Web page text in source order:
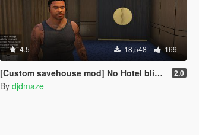
4.5 18,548 169
[Custom savehouse mod] No Hotel blips and New Interiors (Casino Update) 2.0
By djdmaze